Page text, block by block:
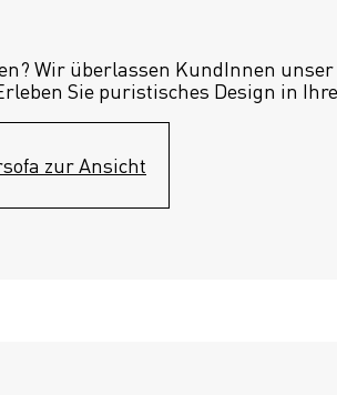
Wir überlassen KundInnen unser
Sie puristisches Design in
zur Ansicht